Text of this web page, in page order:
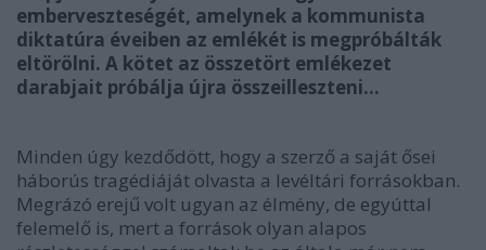
emberveszteségét, amelynek a kommunista
diktatúra éveiben az emlékét is megpróbálták
eltörölni. A kötet az összetört emlékezet
darabjait próbálja újra összeilleszteni…
Minden úgy kezdődött, hogy a szerző a saját ősei
háborús tragédiáját olvasta a levéltári forrásokban.
Megrázó erejű volt ugyan az élmény, de egyúttal
felemelő is, mert a források olyan alapos